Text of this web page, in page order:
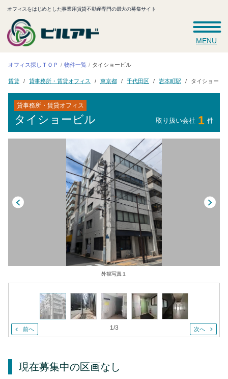
オフィスをはじめとした事業用賃貸不動産専門の最大の募集サイト
MENU
オフィス探しＴＯＰ 物件一覧 タイショービル
賃貸 貸事務所・賃貸オフィス 東京都 千代田区 岩本町駅 タイショービ
貸事務所・賃貸オフィス
タイショービル 取り扱い会社 1 件
外観写真１
前へ 1/3 次へ
現在募集中の区画なし